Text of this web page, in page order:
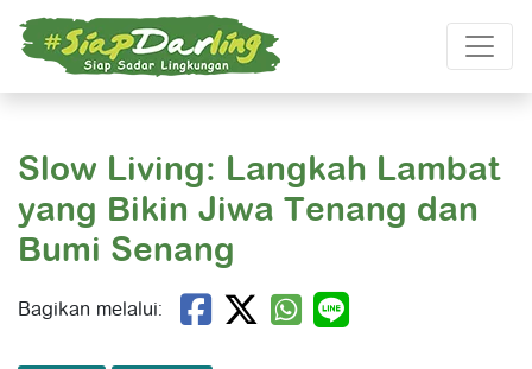
Slow Living: Langkah Lambat
yang Bikin Jiwa Tenang dan
Bumi Senang
Bagikan melalui: